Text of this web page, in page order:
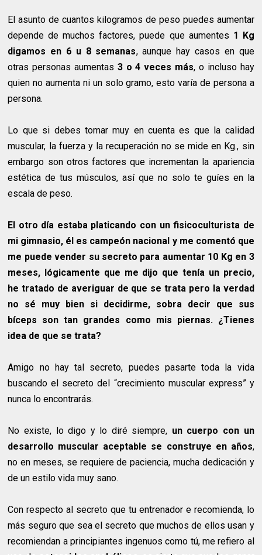
El asunto de cuantos kilogramos de peso puedes aumentar
depende de muchos factores, puede que aumentes 1 Kg
digamos en 6 u 8 semanas, aunque hay casos en que
otras personas aumentas 3 o 4 veces más, o incluso hay
quien no aumenta ni un solo gramo, esto varía de persona a
persona.
Lo que si debes tomar muy en cuenta es que la calidad
muscular, la fuerza y la recuperación no se mide en Kg., sin
embargo son otros factores que incrementan la apariencia
estética de tus músculos, así que no solo te guíes en la
escala de peso.
El otro día estaba platicando con un fisicoculturista de
mi gimnasio, él es campeón nacional y me comentó que
me puede vender su secreto para aumentar 10 Kg en 3
meses, lógicamente que me dijo que tenía un precio,
he tratado de averiguar de que se trata pero la verdad
no sé muy bien si decidirme, sobra decir que sus
bíceps son tan grandes como mis piernas. ¿Tienes
idea de que se trata?
Amigo no hay tal secreto, puedes pasarte toda la vida
buscando el secreto del “crecimiento muscular express” y
nunca lo encontrarás.
No existe, lo digo y lo diré siempre, un cuerpo con un
desarrollo muscular aceptable se construye en años,
no en meses, se requiere de paciencia, mucha dedicación y
de un estilo vida muy sano.
Con respecto al secreto que tu entrenador e recomienda, lo
más seguro que sea el secreto que muchos de ellos usan y
recomiendan a principiantes ingenuos como tú, me refiero al